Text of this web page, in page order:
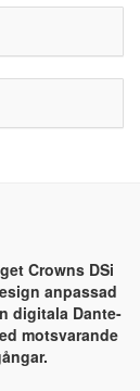
Crowns DSi
anpassad
digitala Dante-
motsvarande